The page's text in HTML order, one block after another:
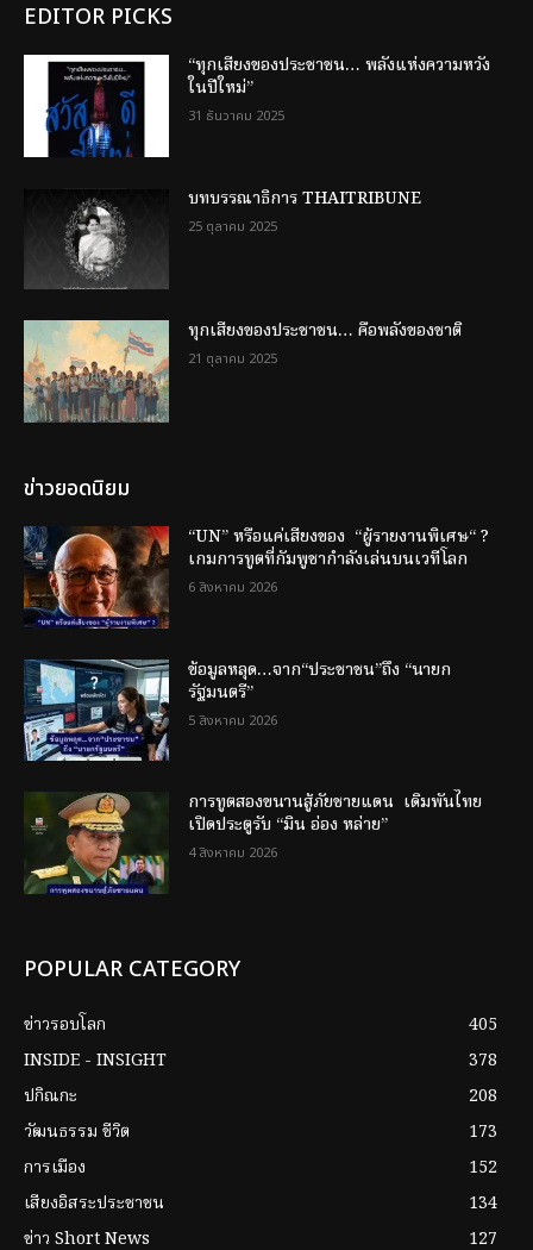
EDITOR PICKS
“ทุกเสียงของประชาชน… พลังแห่งความหวัง
ในปีใหม่”
31 ธันวาคม 2025
บทบรรณาธิการ THAITRIBUNE
25 ตุลาคม 2025
ทุกเสียงของประชาชน… คือพลังของชาติ
21 ตุลาคม 2025
ข่าวยอดนิยม
“UN” หรือแค่เสียงของ “ผู้รายงานพิเศษ“ ?
เกมการทูตที่กัมพูชากำลังเล่นบนเวทีโลก
6 สิงหาคม 2026
ข้อมูลหลุด…จาก“ประชาชน”ถึง “นายก
รัฐมนตรี”
5 สิงหาคม 2026
การทูตสองขนานสู้ภัยชายแดน เดิมพันไทย
เปิดประตูรับ “มิน อ่อง หล่าย”
4 สิงหาคม 2026
POPULAR CATEGORY
ข่าวรอบโลก
405
INSIDE - INSIGHT
378
ปกิณกะ
208
วัฒนธรรม ชีวิต
173
การเมือง
152
เสียงอิสระประชาชน
134
ข่าว Short News
127